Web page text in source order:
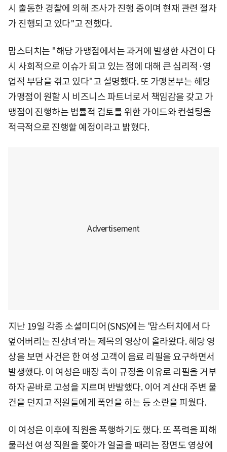
시 출동한 경찰에 의해 조사가 진행 중이며 현재 관련 절차
가 진행되고 있다"고 전했다.
맘스터치는 "해당 가맹점에서는 과거에 발생한 사건이 다
시 사회적으로 이슈가 되고 있는 점에 대해 큰 심리적·영
업적 부담을 겪고 있다"고 설명했다. 또 가맹본부는 해당
가맹점이 원할 시 비즈니스 파트너로서 책임감을 갖고 가
맹점이 진행하는 법률적 검토를 위한 가이드와 컨설팅을
적극적으로 진행할 예정이라고 밝혔다.
지난 19일 각종 소셜미디어(SNS)에는 '맘스터치에서 다
엎어버리는 진상녀'라는 제목의 영상이 올라왔다. 해당 영
상을 보면 사건은 한 여성 고객이 음료 리필을 요구하면서
발생했다. 이 여성은 매장 측이 규정을 이유로 리필을 거부
하자 곧바로 고성을 지르며 반발했다. 이어 계산대 주변 물
건을 던지고 직원들에게 폭언을 하는 등 소란을 피웠다.
이 여성은 이후에 직원을 폭행하기도 했다. 또 폭력을 피해
물러선 여성 직원을 쫓아가 얼굴을 때리는 장면도 영상에